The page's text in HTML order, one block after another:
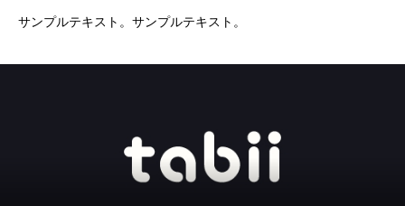
サンプルテキスト。サンプルテキスト。